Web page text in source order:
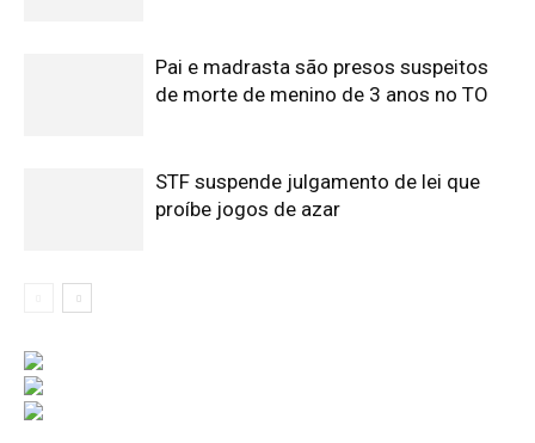
Pai e madrasta são presos suspeitos
de morte de menino de 3 anos no TO
STF suspende julgamento de lei que
proíbe jogos de azar